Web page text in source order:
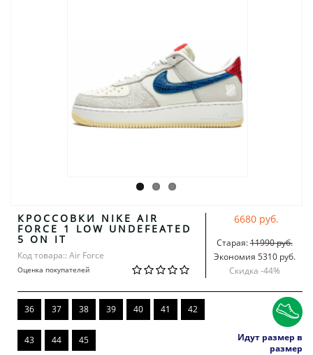
КРОССОВКИ NIKE AIR
FORCE 1 LOW UNDEFEATED
5 ON IT
Код товара:: Air Force
Оценка покупателей
6680 руб.
Старая:11990 руб.
Экономия 5310 руб.
Скидка -44%
36 37 38 39 40 41 42
43 44 45
Идут размер в
размер